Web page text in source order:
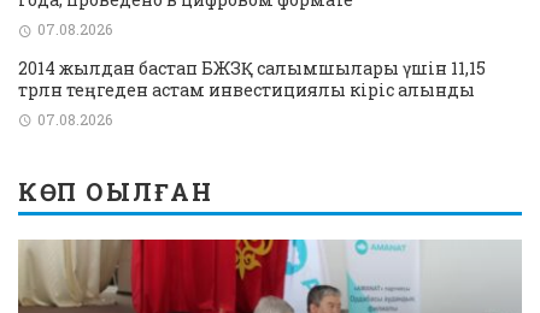
07.08.2026
2014 жылдан бастап БЖЗҚ салымшылары үшін 11,15
трлн теңгеден астам инвестициялық кіріс алынды
07.08.2026
КӨП ОҚЫЛҒАН